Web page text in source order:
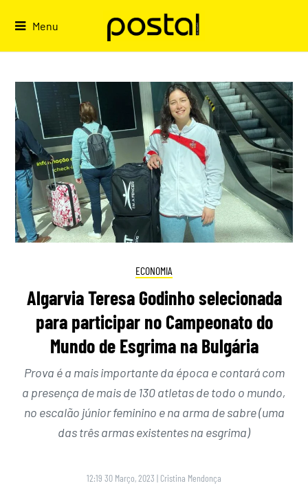
Menu
ECONOMIA
Algarvia Teresa Godinho selecionada
para participar no Campeonato do
Mundo de Esgrima na Bulgária
Prova é a mais importante da época e contará com
a presença de mais de 130 atletas de todo o mundo,
no escalão júnior feminino e na arma de sabre (uma
das três armas existentes na esgrima)
12:19 30 Março, 2023 | Cristina Mendonça